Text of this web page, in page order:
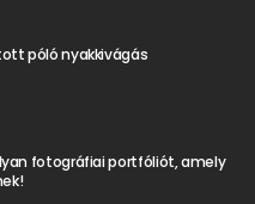
póló nyakkivágás
fotográfiai portfóliót, amely